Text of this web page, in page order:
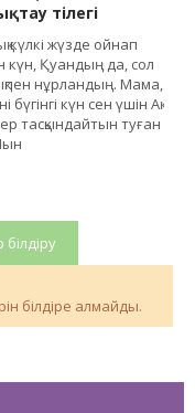
тілегі
күлкі жүзде ойнап
күн, Қуандың да, сол
нұрландың. Мама,
бүгінгі күн сен үшін Ақ
тасқындайтын туған
білдіру
білдіре алмайды.